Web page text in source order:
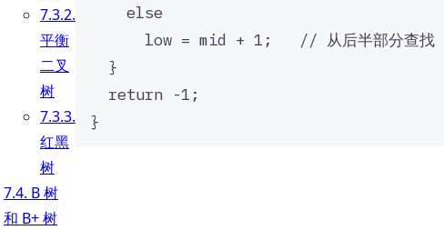
7.3.2.
平衡
二叉
树
7.3.3.
红黑
树
7.4. B 树
和 B+ 树
else
low = mid + 1 ;
   // 从后半部分查找
}
return -1 ;
}